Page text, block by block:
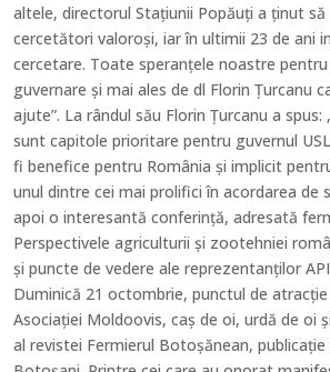
altele, directorul Staţiunii Popăuţi a ţinut
cercetători valoroşi, iar în ultimii 23 de ani
cercetare. Toate speranţele noastre
guvernare şi mai ales de dl Florin
ajute”. La rândul său Florin Ţurcanu a
sunt capitole prioritare pentru guvernul
fi benefice pentru România şi implicit
unul dintre cei mai prolifici în acordarea de
apoi o interesantă conferinţă, adresată
Perspectivele agriculturii şi zootehniei
şi puncte de vedere ale reprezentanţilor
Duminică 21 octombrie, punctul de
Asociaţiei Moldoovis, caş de oi, urdă de oi
al revistei Fermierul Botoşănean,